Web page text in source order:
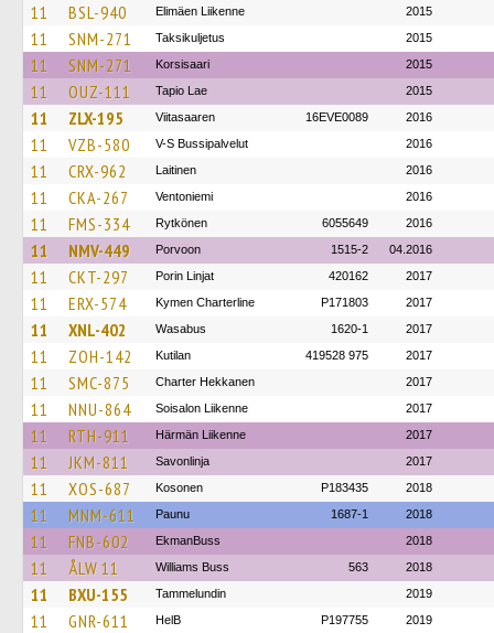
11 BSL-940 Elimäen Liikenne 2015
11 SNM-271 Taksikuljetus 2015
11 SNM-271 Korsisaari 2015
11 OUZ-111 Tapio Lae 2015
11 ZLX-195 Viitasaaren 16EVE0089 2016
11 VZB-580 V-S Bussipalvelut 2016
11 CRX-962 Laitinen 2016
11 CKA-267 Ventoniemi 2016
11 FMS-334 Rytkönen 6055649 2016
11 NMV-449 Porvoon 1515-2 04.2016
11 CKT-297 Porin Linjat 420162 2017
11 ERX-574 Kymen Charterline P171803 2017
11 XNL-402 Wasabus 1620-1 2017
11 ZOH-142 Kutilan 419528 975 2017
11 SMC-875 Charter Hekkanen 2017
11 NNU-864 Soisalon Liikenne 2017
11 RTH-911 Härmän Liikenne 2017
11 JKM-811 Savonlinja 2017
11 XOS-687 Kosonen P183435 2018
11 MNM-611 Paunu 1687-1 2018
11 FNB-602 EkmanBuss 2018
11 ÅLW 11 Williams Buss 563 2018
11 BXU-155 Tammelundin 2019
11 GNR-611 HelB P197755 2019